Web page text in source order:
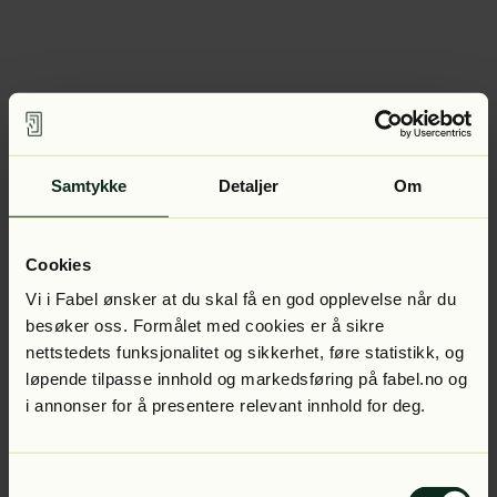
Samtykke Detaljer Om
Cookies
Vi i Fabel ønsker at du skal få en god opplevelse når du
besøker oss. Formålet med cookies er å sikre
nettstedets funksjonalitet og sikkerhet, føre statistikk, og
løpende tilpasse innhold og markedsføring på fabel.no og
i annonser for å presentere relevant innhold for deg.